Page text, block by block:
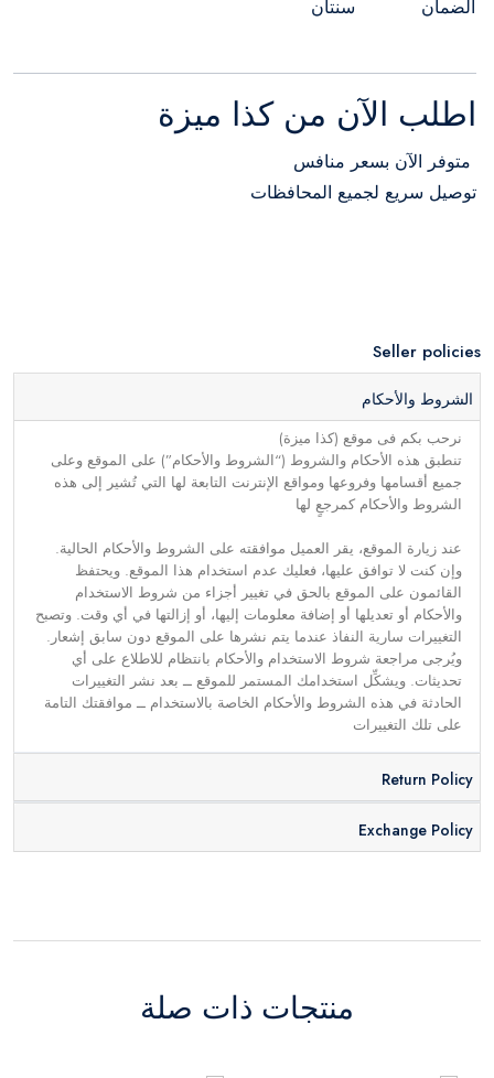
الضمان سنتان
اطلب الآن من كذا ميزة
متوفر الآن بسعر منافس
توصيل سريع لجميع المحافظات
Seller policies
الشروط والأحكام
نرحب بكم فى موقع (كذا ميزة)
تنطبق هذه الأحكام والشروط (“الشروط والأحكام”) على الموقع وعلى
جميع أقسامها وفروعها ومواقع الإنترنت التابعة لها التي تُشير إلى هذه
الشروط والأحكام كمرجعٍ لها
عند زيارة الموقع، يقر العميل موافقته على الشروط والأحكام الحالية.
وإن كنت لا توافق عليها، فعليك عدم استخدام هذا الموقع. ويحتفظ
القائمون على الموقع بالحق في تغيير أجزاء من شروط الاستخدام
والأحكام أو تعديلها أو إضافة معلومات إليها، أو إزالتها في أي وقت. وتصبح
التغييرات سارية النفاذ عندما يتم نشرها على الموقع دون سابق إشعار.
ويُرجى مراجعة شروط الاستخدام والأحكام بانتظام للاطلاع على أي
تحديثات. ويشكِّل استخدامك المستمر للموقع ــ بعد نشر التغييرات
الحادثة في هذه الشروط والأحكام الخاصة بالاستخدام ــ موافقتك التامة
على تلك التغييرات
Return Policy
Exchange Policy
منتجات ذات صلة